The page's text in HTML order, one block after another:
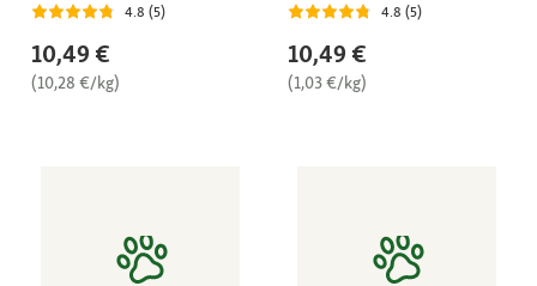
4.8 (5)
10,49 €
(10,28 €/kg)
4.8 (5)
10,49 €
(1,03 €/kg)